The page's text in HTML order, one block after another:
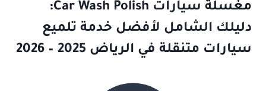
مغسلة سيارات Car Wash Polish:
دليلك الشامل لأفضل خدمة تلميع
سيارات متنقلة في الرياض 2025 – 2026